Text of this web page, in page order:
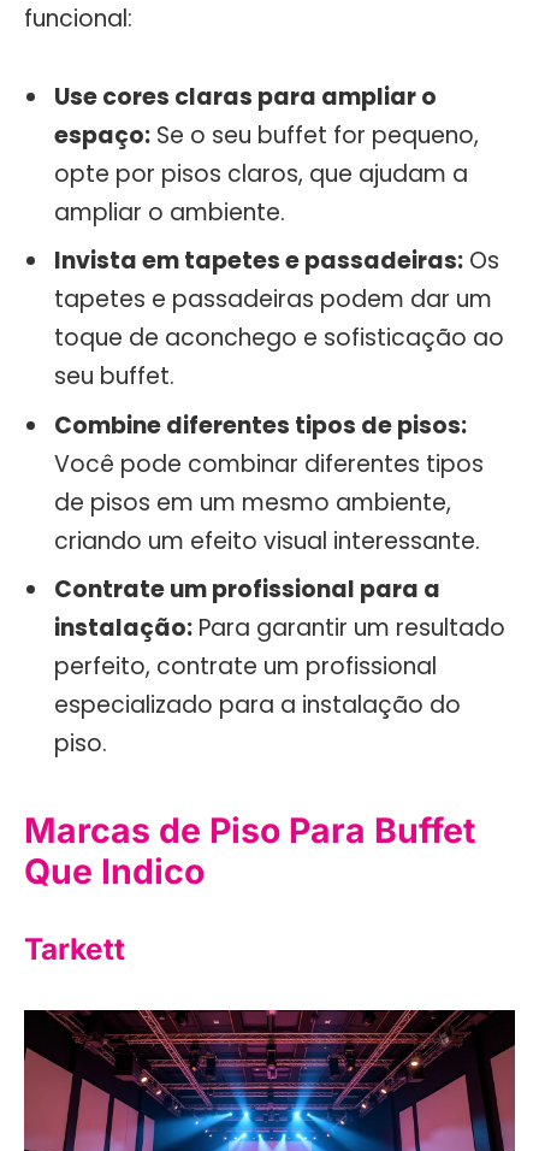
funcional:
Use cores claras para ampliar o
espaço: Se o seu buffet for pequeno,
opte por pisos claros, que ajudam a
ampliar o ambiente.
Invista em tapetes e passadeiras: Os
tapetes e passadeiras podem dar um
toque de aconchego e sofisticação ao
seu buffet.
Combine diferentes tipos de pisos:
Você pode combinar diferentes tipos
de pisos em um mesmo ambiente,
criando um efeito visual interessante.
Contrate um profissional para a
instalação: Para garantir um resultado
perfeito, contrate um profissional
especializado para a instalação do
piso.
Marcas de Piso Para Buffet
Que Indico
Tarkett